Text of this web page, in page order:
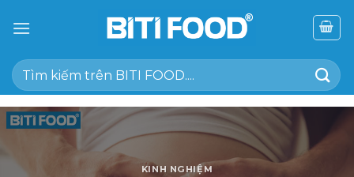
đến
dung
Tìm
kiếm:
KINH NGHIỆM